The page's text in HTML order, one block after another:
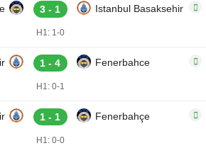
3 - 1 Istanbul Basaksehir
H1: 1-0
1 - 4 Fenerbahce
H1: 0-1
1 - 1 Fenerbahçe
H1: 0-0